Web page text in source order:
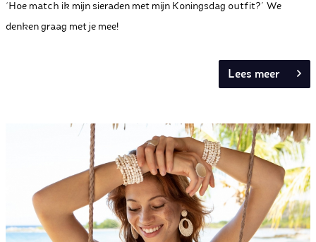
‘Hoe match ik mijn sieraden met mijn Koningsdag outfit?’ We
denken graag met je mee!
Lees meer